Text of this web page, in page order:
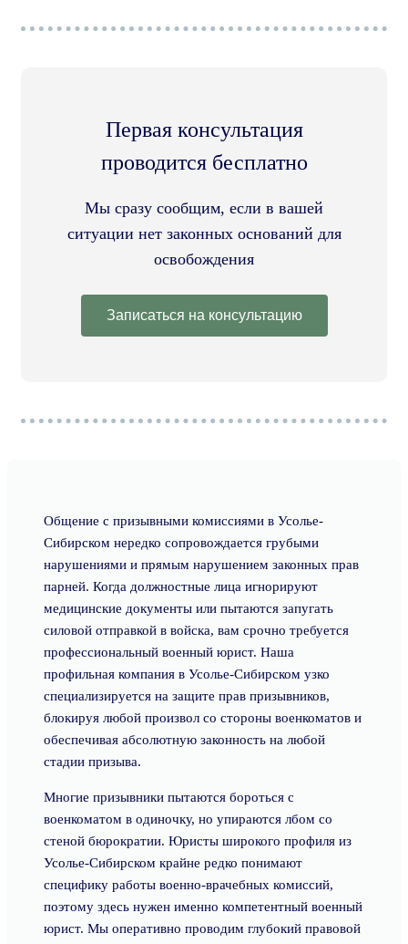
Первая консультация
проводится бесплатно
Мы сразу сообщим, если в вашей
ситуации нет законных оснований для
освобождения
Записаться на консультацию
Общение с призывными комиссиями в Усолье-
Сибирском нередко сопровождается грубыми
нарушениями и прямым нарушением законных прав
парней. Когда должностные лица игнорируют
медицинские документы или пытаются запугать
силовой отправкой в войска, вам срочно требуется
профессиональный военный юрист. Наша
профильная компания в Усолье-Сибирском узко
специализируется на защите прав призывников,
блокируя любой произвол со стороны военкоматов и
обеспечивая абсолютную законность на любой
стадии призыва.
Многие призывники пытаются бороться с
военкоматом в одиночку, но упираются лбом со
стеной бюрократии. Юристы широкого профиля из
Усолье-Сибирском крайне редко понимают
специфику работы военно-врачебных комиссий,
поэтому здесь нужен именно компетентный военный
юрист. Мы оперативно проводим глубокий правовой